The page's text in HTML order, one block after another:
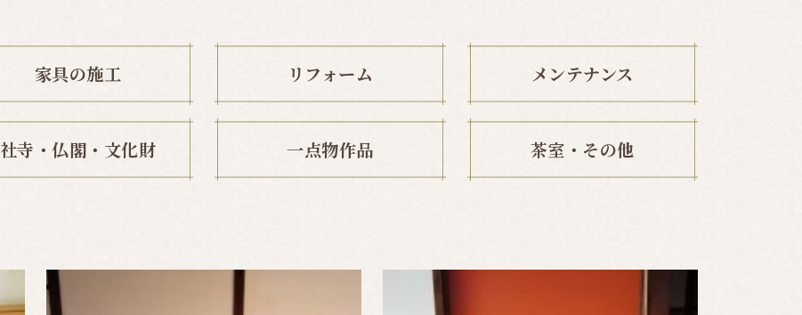
家具の施工 リフォーム メンテナンス
社寺・仏閣・文化財 一点物作品 茶室・その他